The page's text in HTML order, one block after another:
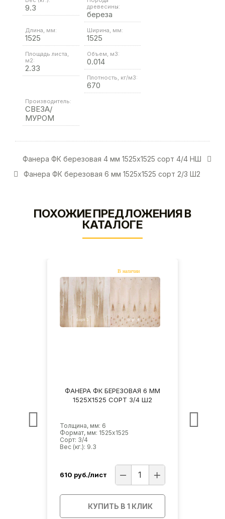
9.3
древесины:
береза
Длина, мм:
1525
Ширина, мм:
1525
Площадь листа,
м2:
2.33
Объем, м3:
0.014
Плотность, кг/м3:
670
Производитель:
СВЕЗА/
МУРОМ
Фанера ФК березовая 4 мм 1525х1525 сорт 4/4 НШ
Фанера ФК березовая 6 мм 1525х1525 сорт 2/3 Ш2
ПОХОЖИЕ ПРЕДЛОЖЕНИЯ В
КАТАЛОГЕ
ФАНЕРА ФК БЕРЕЗОВАЯ 6 ММ
1525Х1525 СОРТ 3/4 Ш2
Толщина, мм: 6
Формат, мм: 1525х1525
Сорт: 3/4
Вес (кг.): 9.3
610 руб./лист
КУПИТЬ В 1 КЛИК